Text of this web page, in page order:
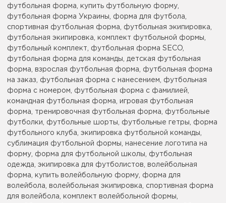
футбольная форма, купить футбольную форму,
футбольная форма Украины, форма для футбола,
спортивная футбольная форма, футбольная экипировка,
футбольная экипировка, комплект футбольной формы,
футбольный комплект, футбольная форма SECO,
футбольная форма для команды, детская футбольная
форма, взрослая футбольная форма, футбольная форма
на заказ, футбольная форма с нанесением, футбольная
форма с номером, футбольная форма с фамилией,
командная футбольная форма, игровая футбольная
форма, тренировочная футбольная форма, футбольные
футболки, футбольные шорты, футбольные гетры, форма
футбольного клуба, экипировка футбольной команды,
сублимация футбольной формы, нанесение логотипа на
форму, форма для футбольной школы, футбольная
одежда, экипировка для футболистов, волейбольная
форма, купить волейбольную форму, форма для
волейбола, волейбольная экипировка, спортивная форма
для волейбола, комплект волейбольной формы,